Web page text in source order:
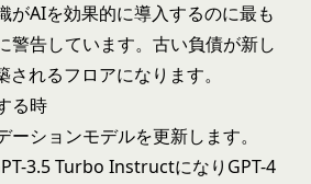
がAIを効果的に導入するのに最も
警告しています。古い負債が新し
れるフロアになります。
る時
ションモデルを更新します。
3.5 Turbo InstructになりGPT-4